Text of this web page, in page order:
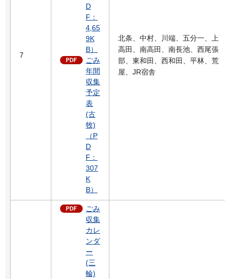
7
D
F：
4,65
9K
B）
ごみ
年間
収集
予定
表
(古
牧)
（P
D
F：
307
K
B）
北条、中村、川端、五分一、上
高田、南高田、南長池、西尾張
部、東和田、西和田、平林、荒
屋、JR宿舎
ごみ
収集
カレ
ンダ
ー
(三
輪)